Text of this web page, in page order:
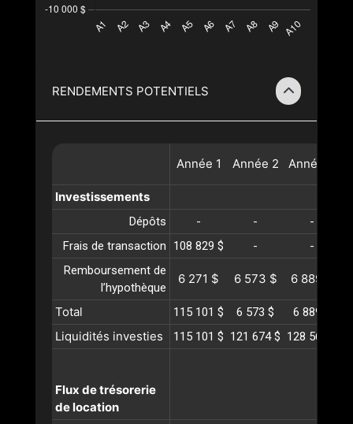
RENDEMENTS POTENTIELS
Année 1 Année 2 Année
Investissements
Dépôts - -
-
Frais de transaction
108 829 $ -
-
Remboursement de
l’hypothèque
6 271 $ 6 573 $ 6 889 $
Total 115 101 $ 6 573 $ 6 889 $
Liquidités investies 115 101 $ 121 674 $ 128 564 $
Flux de trésorerie
de location